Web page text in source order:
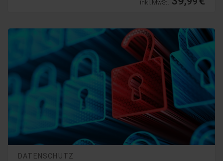
inkl. MwSt.
DATENSCHUTZ